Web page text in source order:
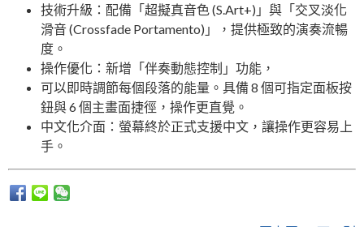
技術升級：配備「超擬真音色 (S.Art+)」與「交叉淡化
滑音 (Crossfade Portamento)」，提供極致的演奏流暢
度。
操作優化：新增「伴奏動態控制」功能，
可以即時調節每個段落的能量。具備 8 個可指定面板按
鈕與 6 個主畫面捷徑，操作更直覺。
中文化介面：螢幕終於正式支援中文，讓操作更容易上
手。